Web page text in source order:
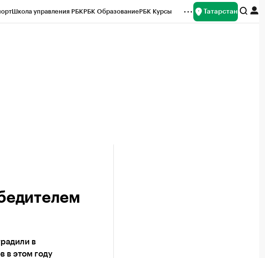
Школа управления РБКРБК ОбразованиеРБК Курсы Татарстан
в
в этом году